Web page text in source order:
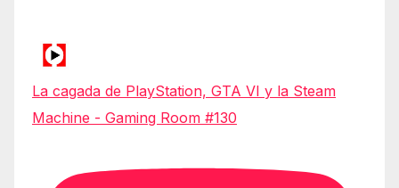
La cagada de PlayStation, GTA VI y la Steam
Machine - Gaming Room #130